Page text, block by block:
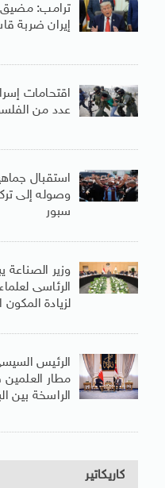
ترامب: مضيق
إيران ضربة
اقتحامات
عدد من
استقبال
وصوله إلى
سبور
وزير
الرئاسى
لزيادة
الرئيس
مطار العلمين
الراسخة بين
كاريكاتير